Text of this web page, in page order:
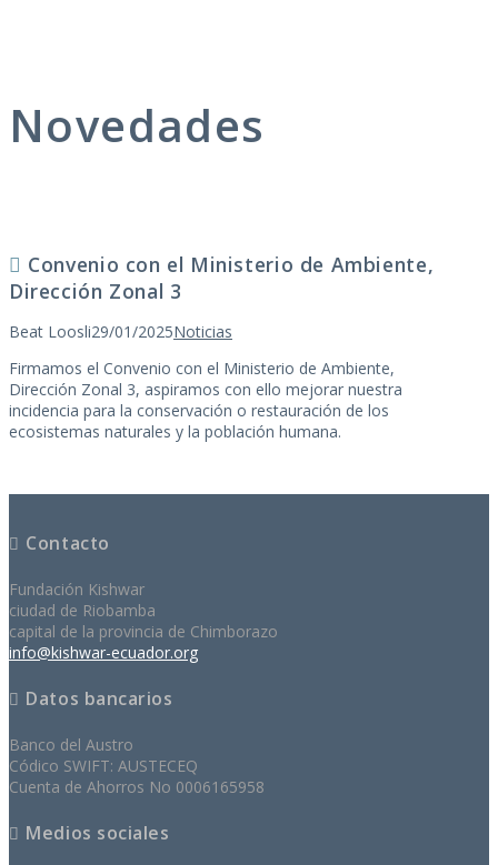
Novedades
Convenio con el Ministerio de Ambiente,
Dirección Zonal 3
Beat Loosli29/01/2025Noticias
Firmamos el Convenio con el Ministerio de Ambiente,
Dirección Zonal 3, aspiramos con ello mejorar nuestra
incidencia para la conservación o restauración de los
ecosistemas naturales y la población humana.
Contacto
Fundación Kishwar
ciudad de Riobamba
capital de la provincia de Chimborazo
info@kishwar-ecuador.org
Datos bancarios
Banco del Austro
Códico SWIFT: AUSTECEQ
Cuenta de Ahorros No 0006165958
Medios sociales